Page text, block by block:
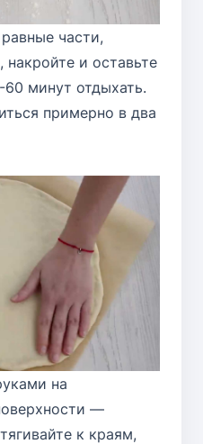
части,
и оставьте
минут отдыхать.
примерно в два
на
—
к краям,